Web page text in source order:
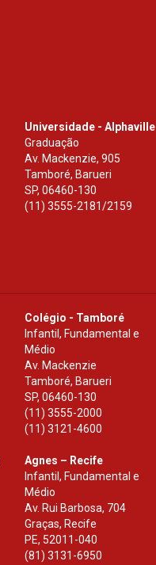
Universidade - Alphaville
Graduação
Av. Mackenzie, 905
Tamboré, Barueri
SP,06460-130
(11) 3555-2181/2159
Colégio - Tamboré
Infantil, Fundamental e
Médio
Av. Mackenzie
Tamboré, Barueri
SP,06460-130
(11) 3555-2000
(11) 3121-4600
Agnes – Recife
Infantil, Fundamental e
Médio
Av. Rui Barbosa, 704
Graças, Recife
PE, 52011-040
(81) 3131-6950